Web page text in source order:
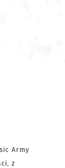
Army
z